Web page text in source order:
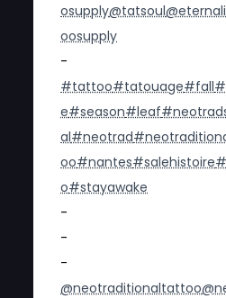
osupply@tatsoul
oosupply
-
#tattoo#tatouage#fall
e#season#leaf
al#neotrad
oo#nantes#salehistoire
o#stayawake
-
-
-
@neotraditionaltattoo